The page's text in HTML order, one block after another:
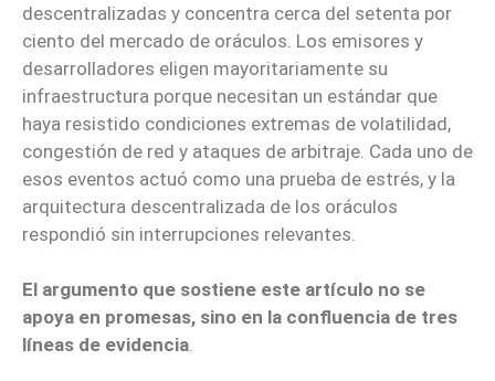
descentralizadas y concentra cerca del setenta por
ciento del mercado de oráculos. Los emisores y
desarrolladores eligen mayoritariamente su
infraestructura porque necesitan un estándar que
haya resistido condiciones extremas de volatilidad,
congestión de red y ataques de arbitraje. Cada uno de
esos eventos actuó como una prueba de estrés, y la
arquitectura descentralizada de los oráculos
respondió sin interrupciones relevantes.
El argumento que sostiene este artículo no se
apoya en promesas, sino en la confluencia de tres
líneas de evidencia.